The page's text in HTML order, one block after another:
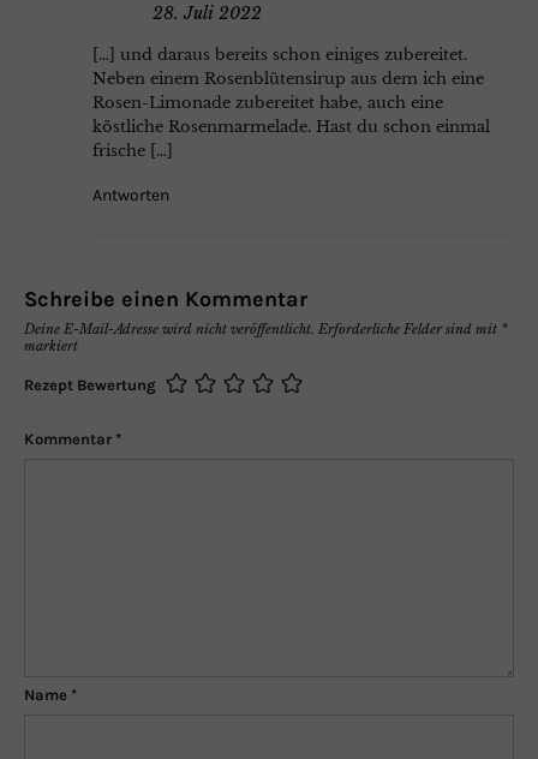
28. Juli 2022
[…] und daraus bereits schon einiges zubereitet.
Neben einem Rosenblütensirup aus dem ich eine
Rosen-Limonade zubereitet habe, auch eine
köstliche Rosenmarmelade. Hast du schon einmal
frische […]
Antworten
Schreibe einen Kommentar
Deine E-Mail-Adresse wird nicht veröffentlicht. Erforderliche Felder sind mit *
markiert
Rezept Bewertung
Kommentar *
Name *